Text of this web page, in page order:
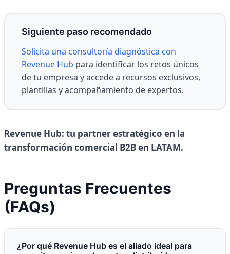
Siguiente paso recomendado
Solicita una consultoría diagnóstica con
Revenue Hub para identificar los retos únicos
de tu empresa y accede a recursos exclusivos,
plantillas y acompañamiento de expertos.
Revenue Hub: tu partner estratégico en la
transformación comercial B2B en LATAM.
Preguntas Frecuentes
(FAQs)
¿Por qué Revenue Hub es el aliado ideal para